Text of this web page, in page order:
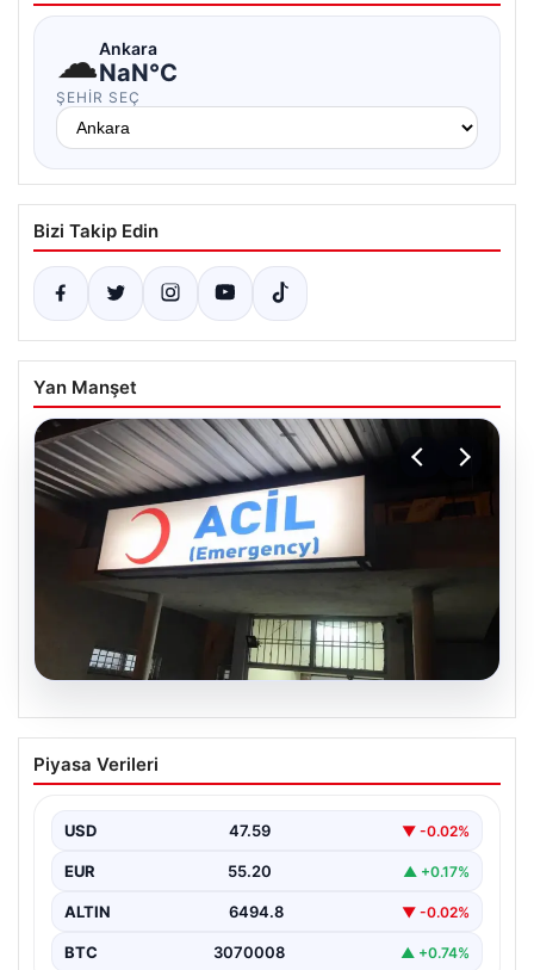
☁Ankara
NaN°C
ŞEHIR SEÇ
Bizi Takip Edin
Yan Manşet
05.08.2026
Dereye düştü: 3 yaşındaki Eslem,
hayatını kaybetti
Piyasa Verileri
USD 47.59 ▼ -0.02%
EUR 55.20 ▲ +0.17%
ALTIN 6494.8 ▼ -0.02%
BTC 3070008 ▲ +0.74%